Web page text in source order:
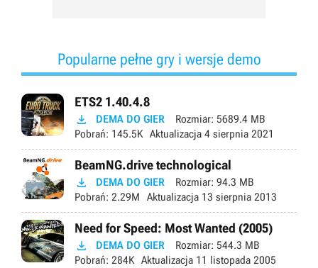
Popularne pełne gry i wersje demo
ETS2 1.40.4.8
 DEMA DO GIER Rozmiar: 5689.4 MB
Pobrań: 145.5K Aktualizacja 4 sierpnia 2021
BeamNG.drive technological
 DEMA DO GIER Rozmiar: 94.3 MB
Pobrań: 2.29M Aktualizacja 13 sierpnia 2013
Need for Speed: Most Wanted (2005)
 DEMA DO GIER Rozmiar: 544.3 MB
Pobrań: 284K Aktualizacja 11 listopada 2005